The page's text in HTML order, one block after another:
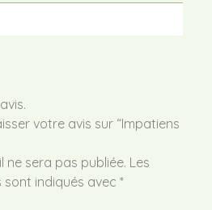
votre avis sur “Impatiens
sera pas publiée. Les
indiqués avec *